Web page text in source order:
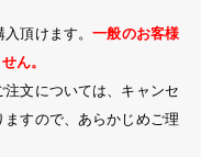
入頂けます。一般のお客様
ん。
注文については、キャンセ
すので、あらかじめご理